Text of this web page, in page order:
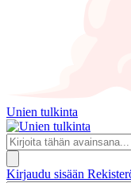
Unien tulkinta
Kirjaudu sisään